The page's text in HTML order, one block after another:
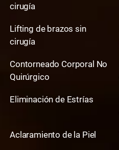
cirugía
Lifting de brazos sin
cirugía
Contorneado Corporal No
Quirúrgico
Eliminación de Estrías
Aclaramiento de la Piel